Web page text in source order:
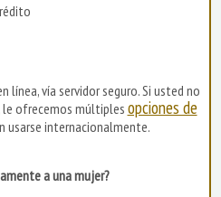
vía servidor seguro. Si usted no
le ofrecemos múltiples opciones de
usarse internacionalmente.
a una mujer?